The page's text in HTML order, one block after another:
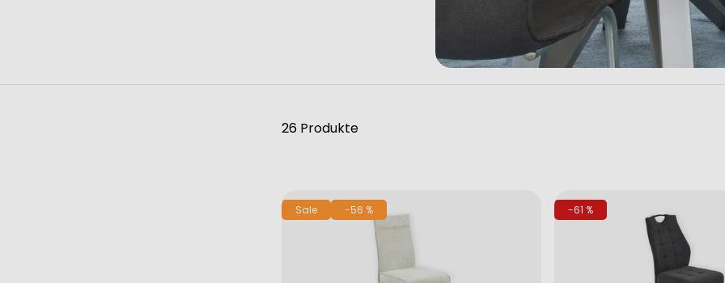
26 Produkte
Sale -56 % -61 %